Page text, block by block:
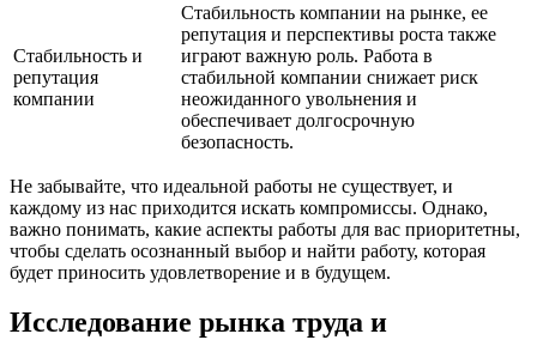
Стабильность и
репутация
компании
Стабильность компании на рынке, ее
репутация и перспективы роста также
играют важную роль. Работа в
стабильной компании снижает риск
неожиданного увольнения и
обеспечивает долгосрочную
безопасность.
Не забывайте, что идеальной работы не существует, и
каждому из нас приходится искать компромиссы. Однако,
важно понимать, какие аспекты работы для вас приоритетны,
чтобы сделать осознанный выбор и найти работу, которая
будет приносить удовлетворение и в будущем.
Исследование рынка труда и